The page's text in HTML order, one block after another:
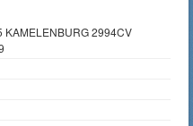
KAMELENBURG 2994CV